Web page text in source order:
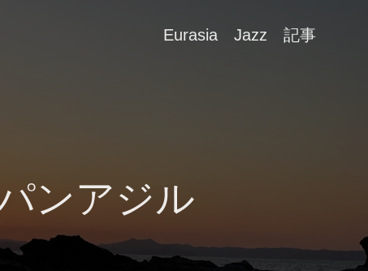
Eurasia Jazz 記事
ンアジル